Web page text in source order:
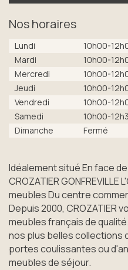
Nos horaires
Lundi 10h00-
Mardi
10h00-
Mercredi
10h00-
Jeudi
10h00-
Vendredi
10h00-
Samedi
10h00-
Dimanche
Fermé
Idéalement situé En face
CROZATIER GONFREVILLE
meubles Du centre
Depuis 2000, CROZATIER
meubles français de
nos plus belles collections
portes coulissantes ou
meubles de séjour.